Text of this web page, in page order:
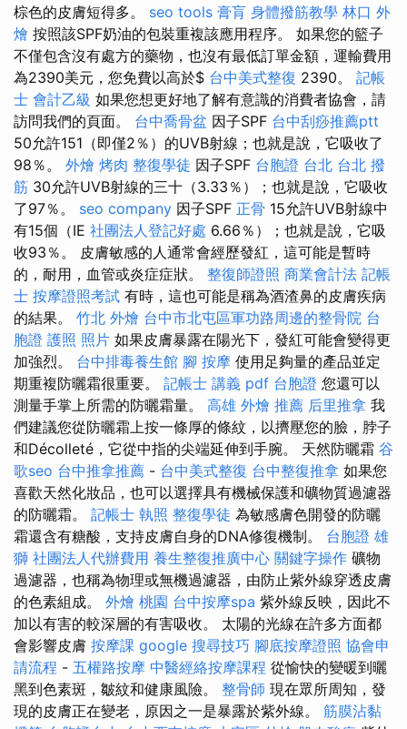
棕色的皮膚短得多。 seo tools 膏肓 身體撥筋教學 林口 外
燴 按照該SPF奶油的包裝重複該應用程序。 如果您的籃子
不僅包含沒有處方的藥物，也沒有最低訂單金額，運輸費用
為2390美元，您免費以高於$ 台中美式整復 2390。 記帳
士 會計乙級 如果您想更好地了解有意識的消費者協會，請
訪問我們的頁面。 台中喬骨盆 因子SPF 台中刮痧推薦ptt
50允許151（即僅2％）的UVB射線；也就是說，它吸收了
98％。 外燴 烤肉 整復學徒 因子SPF 台胞證 台北 台北 撥
筋 30允許UVB射線的三十（3.33％）；也就是說，它吸收
了97％。 seo company 因子SPF 正骨 15允許UVB射線中
有15個（IE 社團法人登記好處 6.66％）；也就是說，它吸
收93％。 皮膚敏感的人通常會經歷發紅，這可能是暫時
的，耐用，血管或炎症症狀。 整復師證照 商業會計法 記帳
士 按摩證照考試 有時，這也可能是稱為酒渣鼻的皮膚疾病
的結果。 竹北 外燴 台中市北屯區軍功路周邊的整骨院 台
胞證 護照 照片 如果皮膚暴露在陽光下，發紅可能會變得更
加強烈。 台中排毒養生館 腳 按摩 使用足夠量的產品並定
期重複防曬霜很重要。 記帳士 講義 pdf 台胞證 您還可以
測量手掌上所需的防曬霜量。 高雄 外燴 推薦 后里推拿 我
們建議您從防曬霜上按一條厚的條紋，以擠壓您的臉，脖子
和Décolleté，它從中指的尖端延伸到手腕。 天然防曬霜 谷
歌seo 台中推拿推薦 - 台中美式整復 台中整復推拿 如果您
喜歡天然化妝品，也可以選擇具有機械保護和礦物質過濾器
的防曬霜。 記帳士 執照 整復學徒 為敏感膚色開發的防曬
霜還含有糖酸，支持皮膚自身的DNA修復機制。 台胞證 雄
獅 社團法人代辦費用 養生整復推廣中心 關鍵字操作 礦物
過濾器，也稱為物理或無機過濾器，由防止紫外線穿透皮膚
的色素組成。 外燴 桃園 台中按摩spa 紫外線反映，因此不
加以有害的較深層的有害吸收。 太陽的光線在許多方面都
會影響皮膚 按摩課 google 搜尋技巧 腳底按摩證照 協會申
請流程 - 五權路按摩 中醫經絡按摩課程 從愉快的變暖到曬
黑到色素斑，皺紋和健康風險。 整骨師 現在眾所周知，發
現的皮膚正在變老，原因之一是暴露於紫外線。 筋膜沾黏